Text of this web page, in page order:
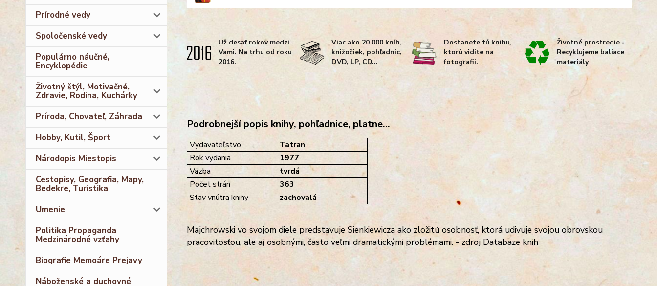
Prírodné vedy
Spoločenské vedy
Populárno náučné,
Encyklopédie
Životný štýl, Motivačné,
Zdravie, Rodina, Kuchárky
Príroda, Chovateľ, Záhrada
Hobby, Kutil, Šport
Národopis Miestopis
Cestopisy, Geografia, Mapy,
Bedekre, Turistika
Umenie
Politika Propaganda
Medzinárodné vzťahy
Biografie Memoáre Prejavy
Náboženské a duchovné
Už desať rokov medzi
Vami. Na trhu od roku
2016.
Viac ako 20 000 kníh,
knižočiek, pohľadníc,
DVD, LP, CD...
Dostanete tú knihu,
ktorú vidíte na
fotografii.
Životné prostredie -
Recyklujeme baliace
materiály
Podrobnejší popis knihy, pohľadnice, platne...
Vydavateľstvo
Tatran
Rok vydania
1977
Väzba
tvrdá
Počet strán
363
Stav vnútra knihy
zachovalá
Majchrowski vo svojom diele predstavuje Sienkiewicza ako zložitú osobnosť, ktorá udivuje svojou obrovskou
pracovitosťou, ale aj osobnými, často veľmi dramatickými problémami. - zdroj Databaze knih